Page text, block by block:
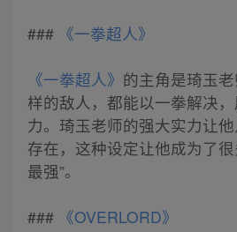
### 《一拳超人》
《一拳超人》 的主角是琦玉
样的敌人，都能以一拳解决
力。琦玉老师的强大实力让
存在，这种设定让他成为了
最强”。
### 《OVERLORD》